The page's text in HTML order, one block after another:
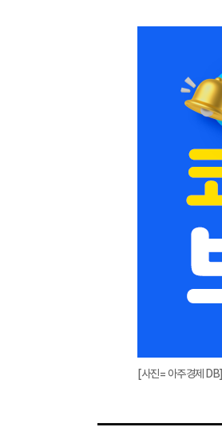
[사진= 아주경제 DB]